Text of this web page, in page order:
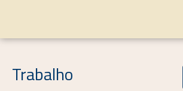
Trabalho